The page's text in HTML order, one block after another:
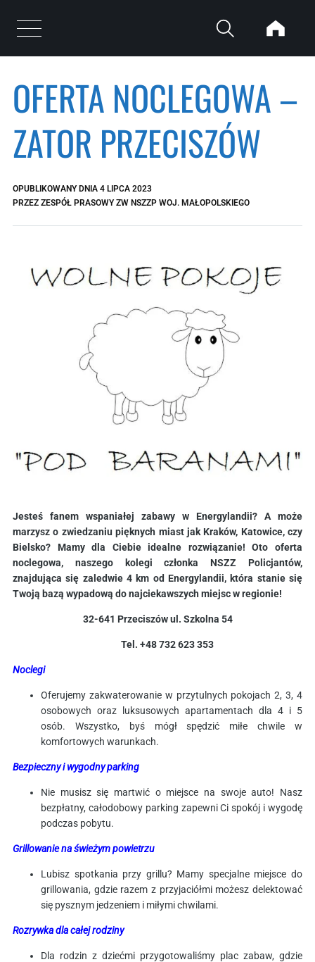
Otwórz menu
OFERTA NOCLEGOWA –
ZATOR PRZECISZÓW
OPUBLIKOWANY DNIA 4 LIPCA 2023
PRZEZ ZESPÓŁ PRASOWY ZW NSZZP WOJ. MAŁOPOLSKIEGO
Jesteś fanem wspaniałej zabawy w Energylandii? A może
marzysz o zwiedzaniu pięknych miast jak Kraków, Katowice, czy
Bielsko? Mamy dla Ciebie idealne rozwiązanie! Oto oferta
noclegowa, naszego kolegi członka NSZZ Policjantów,
znajdująca się zaledwie 4 km od Energylandii, która stanie się
Twoją bazą wypadową do najciekawszych miejsc w regionie!
32-641 Przeciszów ul. Szkolna 54
Tel. +48 732 623 353
Noclegi
Oferujemy zakwaterowanie w przytulnych pokojach 2, 3, 4
osobowych oraz luksusowych apartamentach dla 4 i 5
osób. Wszystko, byś mógł spędzić miłe chwile w
komfortowych warunkach.
Bezpieczny i wygodny parking
Nie musisz się martwić o miejsce na swoje auto! Nasz
bezpłatny, całodobowy parking zapewni Ci spokój i wygodę
podczas pobytu.
Grillowanie na świeżym powietrzu
Lubisz spotkania przy grillu? Mamy specjalne miejsce do
grillowania, gdzie razem z przyjaciółmi możesz delektować
się pysznym jedzeniem i miłymi chwilami.
Rozrywka dla całej rodziny
Dla rodzin z dziećmi przygotowaliśmy plac zabaw, gdzie